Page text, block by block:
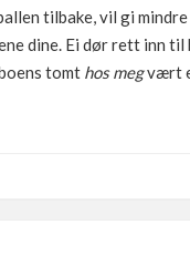
tilbake, vil gi
dine. Ei dør rett inn til
tomt hos megvært